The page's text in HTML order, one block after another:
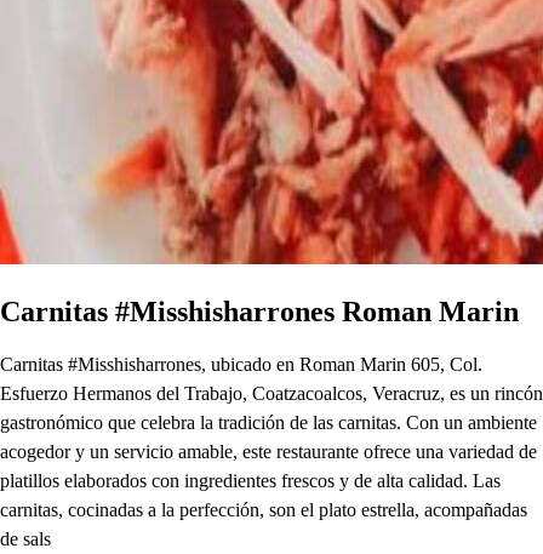
Carnitas #Misshisharrones Roman Marin
Carnitas #Misshisharrones, ubicado en Roman Marin 605, Col.
Esfuerzo Hermanos del Trabajo, Coatzacoalcos, Veracruz, es un rincón
gastronómico que celebra la tradición de las carnitas. Con un ambiente
acogedor y un servicio amable, este restaurante ofrece una variedad de
platillos elaborados con ingredientes frescos y de alta calidad. Las
carnitas, cocinadas a la perfección, son el plato estrella, acompañadas
de sals